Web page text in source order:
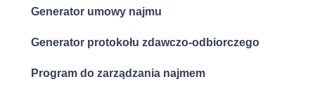
Generator umowy najmu
Generator protokołu zdawczo-odbiorczego
Program do zarządzania najmem